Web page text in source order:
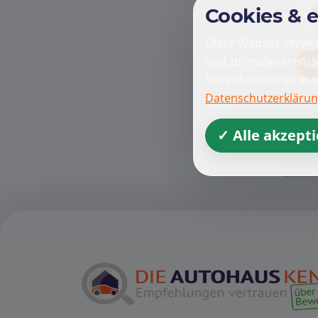
Cookies &
und zu analysieren.
Seitenfunktionen
✓ Alle